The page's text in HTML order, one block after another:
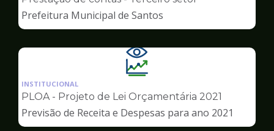
de
Transparência
Prefeitura Municipal de Santos
Ilustração
da
pagina
Transparência
INSTITUCIONAL
PLOA - Projeto de Lei Orçamentária 2021
Previsão de Receita e Despesas para ano 2021